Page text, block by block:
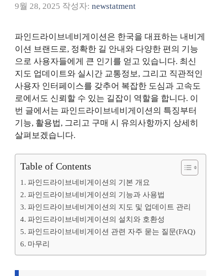
9월 28, 2025 작성자: newstatment
파인드라이브네비게이션은 한국을 대표하는 내비게
이션 브랜드로, 정확한 길 안내와 다양한 편의 기능
으로 사용자들에게 큰 인기를 얻고 있습니다. 최신
지도 업데이트와 실시간 교통정보, 그리고 직관적인
사용자 인터페이스를 갖추어 복잡한 도심과 고속도
로에서도 신뢰할 수 있는 길잡이 역할을 합니다. 이
번 글에서는 파인드라이브네비게이션의 특징부터
기능, 활용법, 그리고 구매 시 유의사항까지 상세히
살펴보겠습니다.
Table of Contents
파인드라이브네비게이션의 기본 개요
파인드라이브네비게이션의 기능과 사용법
파인드라이브네비게이션의 지도 및 업데이트 관리
파인드라이브네비게이션의 설치와 호환성
파인드라이브네비게이션 관련 자주 묻는 질문(FAQ)
마무리